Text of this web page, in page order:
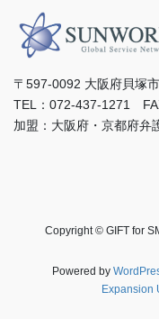
〒597-0092 ⼤阪府⾙塚
TEL：072-437-1271
加盟：⼤阪府・京都府弁
Copyright © GIFT for
Powered by
Expansion